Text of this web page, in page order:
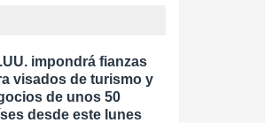
impondrá fianzas
visados de turismo y
de unos 50
desde este lunes